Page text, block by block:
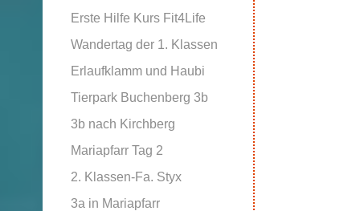
Erste Hilfe Kurs Fit4Life
Wandertag der 1. Klassen
Erlaufklamm und Haubi
Tierpark Buchenberg 3b
3b nach Kirchberg
Mariapfarr Tag 2
2. Klassen-Fa. Styx
3a in Mariapfarr